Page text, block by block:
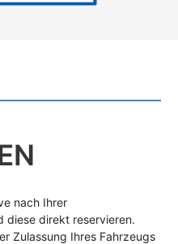
nach Ihrer
diese direkt reservieren.
Zulassung Ihres Fahrzeugs